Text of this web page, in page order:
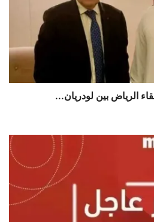
⁧‫الرياض‬⁩ بين ⁧‫لودريان‬...